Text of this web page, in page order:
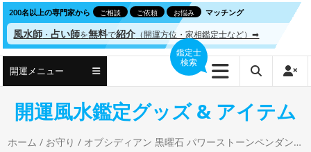
ツ
へ
ス
ッ
200名以上の専門家から ご相談 ご依頼 お悩み マッチング
風水師 ・占い師を無料で紹介 （開運方位・家相鑑定士など）➡
開運メニュー
鑑定士
検索
開運風水鑑定グッズ & アイテム
ホーム / お守り / オブシディアン 黒曜石 パワーストーンペンダント ネックレス 太極八卦図 魔除け お守り